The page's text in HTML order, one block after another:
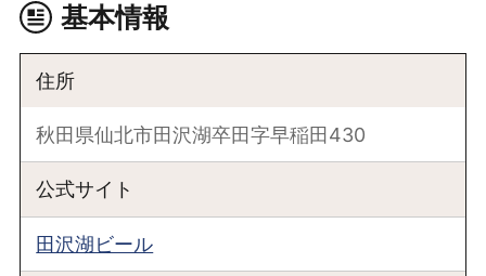
基本情報
住所
秋田県仙北市田沢湖卒田字早稲田430
公式サイト
田沢湖ビール